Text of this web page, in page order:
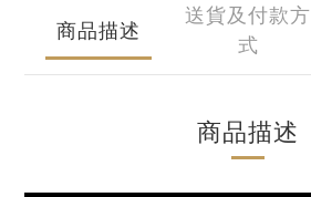
商品描述
送貨及付款方
式
商品描述